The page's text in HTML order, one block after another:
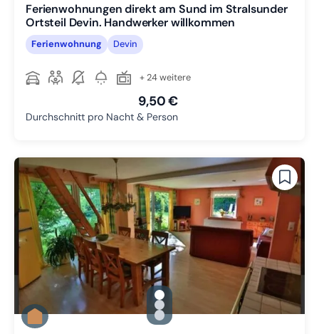
Ferienwohnungen direkt am Sund im Stralsunder
Ortsteil Devin. Handwerker willkommen
Ferienwohnung Devin
+ 24 weitere
9,50 €
Durchschnitt pro Nacht & Person
gallery.slide_selector
Zu Slide 1 wechseln
Zu Slide 2 wechseln
Zu Slide 3 wechseln